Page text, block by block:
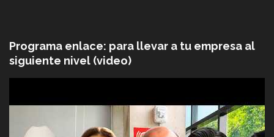
Programa enlace: para llevar a tu empresa al
siguiente nivel (video)